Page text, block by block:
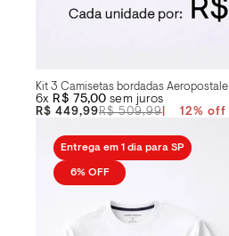
Kit 3 Camisetas bordadas Aeropostale
R$ 509,99
R$ 449,99 12%
6x R$ 75,00sem juros
6% OFF
Entrega em 1 dia para SP